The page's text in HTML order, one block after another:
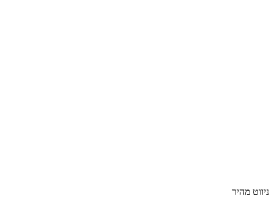
ניווט מהיר